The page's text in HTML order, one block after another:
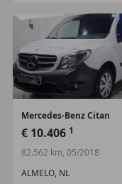
Mercedes-Benz Citan
€ 10.406 1
82.562 km, 05/2018
ALMELO, NL